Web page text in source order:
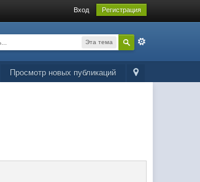
Вход Регистрация
Эта тема
Просмотр новых публикаций